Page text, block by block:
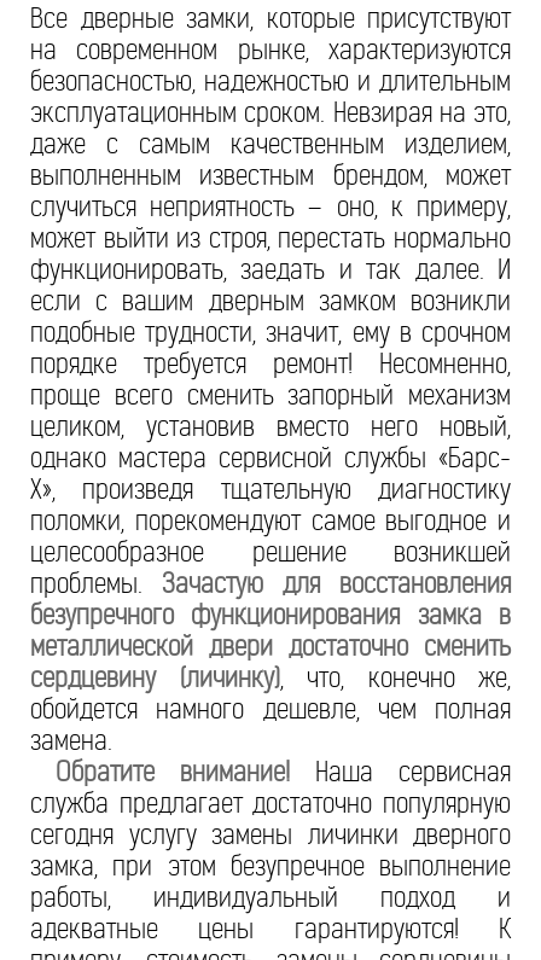
Все дверные замки, которые присутствуют
на современном рынке, характеризуются
безопасностью, надежностью и длительным
эксплуатационным сроком. Невзирая на это,
даже с самым качественным изделием,
выполненным известным брендом, может
случиться неприятность – оно, к примеру,
может выйти из строя, перестать нормально
функционировать, заедать и так далее. И
если с вашим дверным замком возникли
подобные трудности, значит, ему в срочном
порядке требуется ремонт! Несомненно,
проще всего сменить запорный механизм
целиком, установив вместо него новый,
однако мастера сервисной службы «Барс-
Х», произведя тщательную диагностику
поломки, порекомендуют самое выгодное и
целесообразное решение возникшей
проблемы. Зачастую для восстановления
безупречного функционирования замка в
металлической двери достаточно сменить
сердцевину (личинку), что, конечно же,
обойдется намного дешевле, чем полная
замена.
Обратите внимание! Наша сервисная
служба предлагает достаточно популярную
сегодня услугу замены личинки дверного
замка, при этом безупречное выполнение
работы, индивидуальный подход и
адекватные цены гарантируются! К